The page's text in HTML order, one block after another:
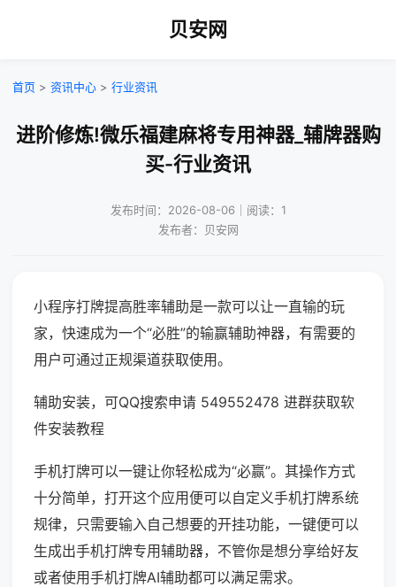
贝安网
首页 > 资讯中心 > 行业资讯
进阶修炼!微乐福建麻将专用神器_辅牌器购
买-行业资讯
发布时间：2026-08-06｜阅读：1
发布者：贝安网
小程序打牌提高胜率辅助是一款可以让一直输的玩
家，快速成为一个“必胜”的输赢辅助神器，有需要的
用户可通过正规渠道获取使用。
辅助安装，可QQ搜索申请 549552478 进群获取软
件安装教程
手机打牌可以一键让你轻松成为“必赢”。其操作方式
十分简单，打开这个应用便可以自定义手机打牌系统
规律，只需要输入自己想要的开挂功能，一键便可以
生成出手机打牌专用辅助器，不管你是想分享给好友
或者使用手机打牌AI辅助都可以满足需求。